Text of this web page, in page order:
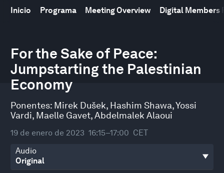
Inicio Programa Meeting Overview Digital Members
For the Sake of Peace:
Jumpstarting the Palestinian
Economy
Ponentes: Mirek Dušek, Hashim Shawa,Yossi
Vardi, Maelle Gavet,Abdelmalek Alaoui
19 de enero de 2023 16:15–17:00 CET
Audio
seconds
of
51
minutes,
24
seconds